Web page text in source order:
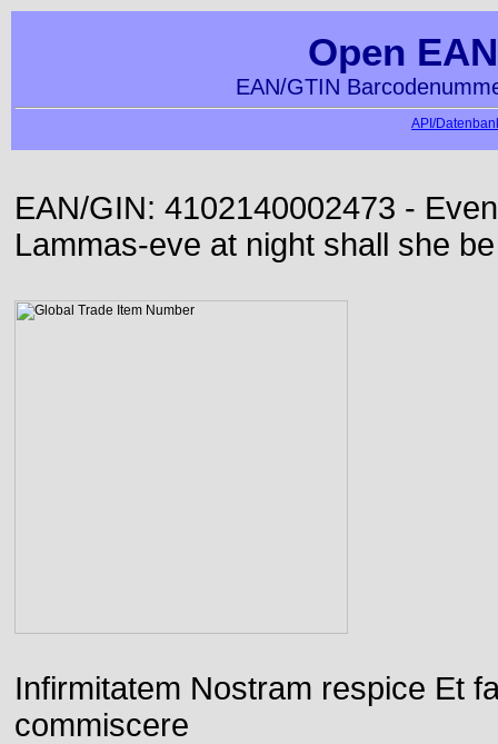
Open
EAN/GTIN
API/
EAN/GIN: 4102140002473 -
Lammas-eve at night shall she
Infirmitatem Nostram respice Et
commiscere